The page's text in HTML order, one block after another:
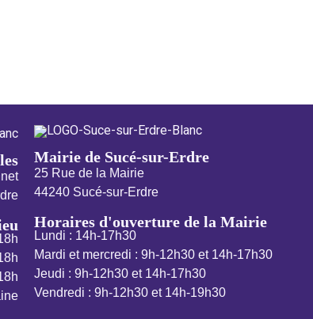
Mairie de Sucé-sur-Erdre
25 Rue de la Mairie
44240 Sucé-sur-Erdre
Horaires d'ouverture de la Mairie
Lundi : 14h-17h30
Mardi et mercredi : 9h-12h30 et 14h-17h30
Jeudi : 9h-12h30 et 14h-17h30
Vendredi : 9h-12h30 et 14h-19h30